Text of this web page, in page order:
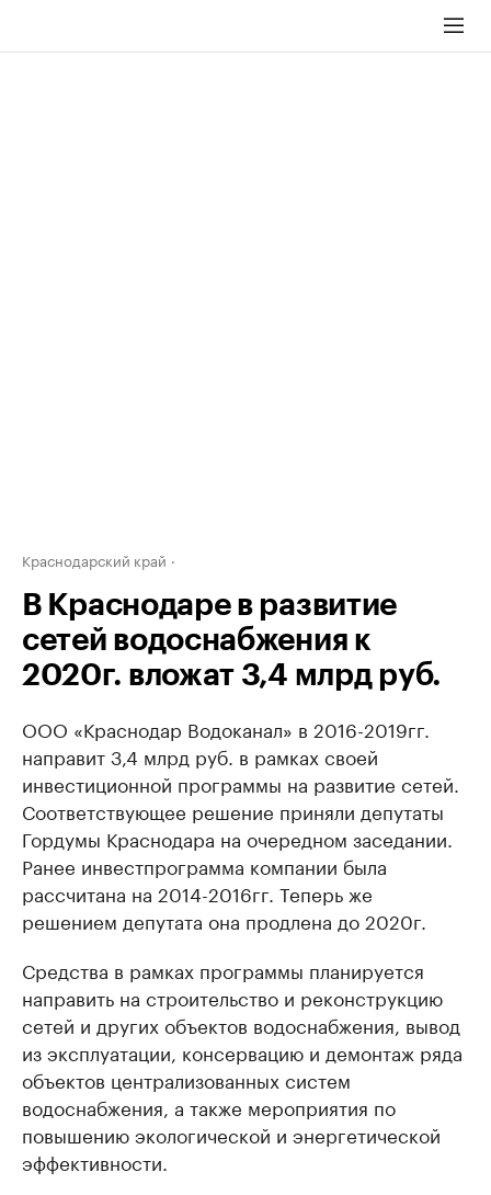
Краснодарский край
В Краснодаре в развитие
сетей водоснабжения к
2020г. вложат 3,4 млрд руб.
ООО «Краснодар Водоканал» в 2016-2019гг.
направит 3,4 млрд руб. в рамках своей
инвестиционной программы на развитие сетей.
Соответствующее решение приняли депутаты
Гордумы Краснодара на очередном заседании.
Ранее инвестпрограмма компании была
рассчитана на 2014-2016гг. Теперь же
решением депутата она продлена до 2020г.
Средства в рамках программы планируется
направить на строительство и реконструкцию
сетей и других объектов водоснабжения, вывод
из эксплуатации, консервацию и демонтаж ряда
объектов централизованных систем
водоснабжения, а также мероприятия по
повышению экологической и энергетической
эффективности.